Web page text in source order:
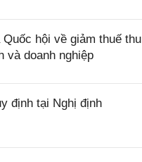
hội về giảm thuế thu
và doanh nghiệp
định tại Nghị định